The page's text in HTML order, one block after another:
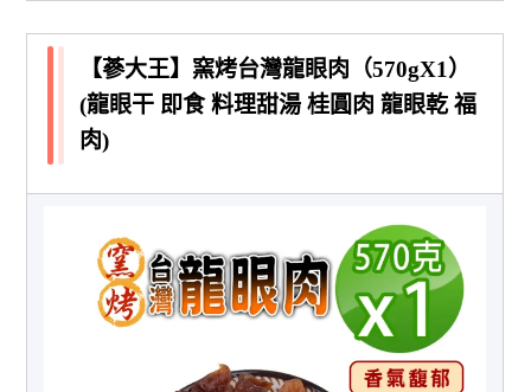
【蔘大王】窯烤台灣龍眼肉（570gX1）
(龍眼干 即食 料理甜湯 桂圓肉 龍眼乾 福
肉)